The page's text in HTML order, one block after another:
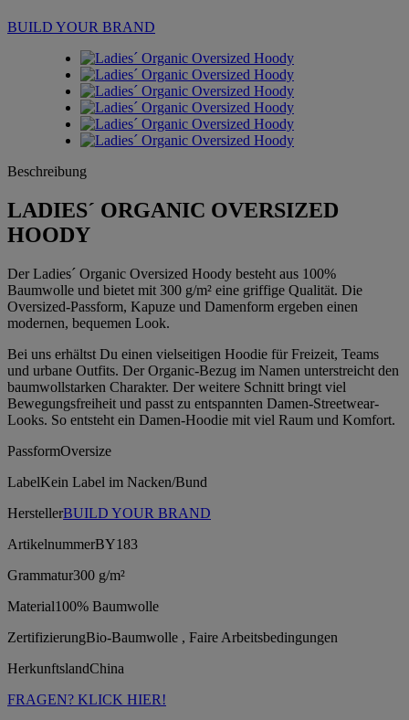
BUILD YOUR BRAND
Beschreibung
LADIES´ ORGANIC OVERSIZED
HOODY
Der Ladies´ Organic Oversized Hoody besteht aus 100%
Baumwolle und bietet mit 300 g/m² eine griffige Qualität. Die
Oversized-Passform, Kapuze und Damenform ergeben einen
modernen, bequemen Look.
Bei uns erhältst Du einen vielseitigen Hoodie für Freizeit, Teams
und urbane Outfits. Der Organic-Bezug im Namen unterstreicht den
baumwollstarken Charakter. Der weitere Schnitt bringt viel
Bewegungsfreiheit und passt zu entspannten Damen-Streetwear-
Looks. So entsteht ein Damen-Hoodie mit viel Raum und Komfort.
PassformOversize
LabelKein Label im Nacken/Bund
HerstellerBUILD YOUR BRAND
ArtikelnummerBY183
Grammatur300 g/m²
Material100% Baumwolle
ZertifizierungBio-Baumwolle , Faire Arbeitsbedingungen
HerkunftslandChina
FRAGEN? KLICK HIER!